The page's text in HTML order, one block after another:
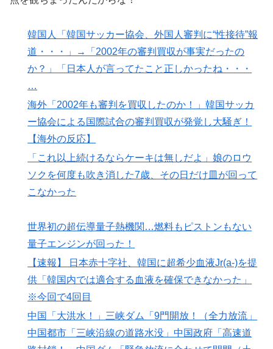
韓国人「韓国サッカー協会、外国人審判に“性接待”報
道・・・」→「2002年の審判買収が事実だったの
か？」「日本人が言ってたこと正しかったね・・・
…
海外「2002年も審判を買収したのか！」韓国サッカ
ー協会による国際試合の審判買収が発覚し大騒ぎ！
【海外の反応】
「これ以上続けるならケーキは無しだよ」娘のロウ
ソクを何度も吹き消した7歳、その日だけ皿が回って
こなかった
世界初の超伝導量子熱機関…燃料もピストンもない
量子エンジンが回った！
【速報】 日本赤十字社、韓国に超希少血液Jr(a-)を提
供「韓国内では適合する血液を確保できなかった」
※今回で4回目
中国「大洪水！」三峡ダム「9門開放！（全力放流」
中国都市「三峡沿線の道路水没」中国政府「高速道